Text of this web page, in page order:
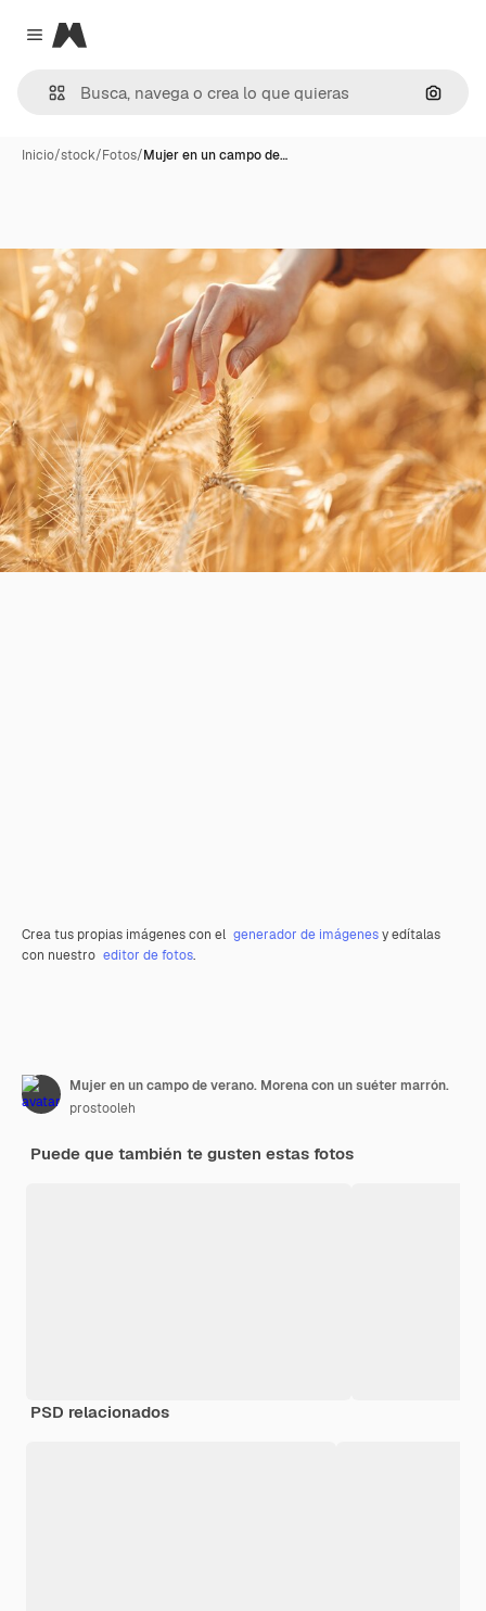
Close menu
Magnific
Inicio/stock/Fotos/Mujer en un campo de…
Crea tus propias imágenes con el generador de imágenesy edítalas
con nuestro editor de fotos.
Mujer en un campo de verano. Morena con un suéter marrón.
prostooleh
Puede que también te gusten estas fotos
PSD relacionados